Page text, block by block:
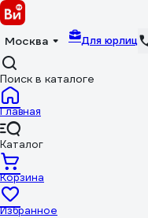
Москва Для юрлиц
Поиск в каталоге
Главная
Каталог
Корзина
Избранное